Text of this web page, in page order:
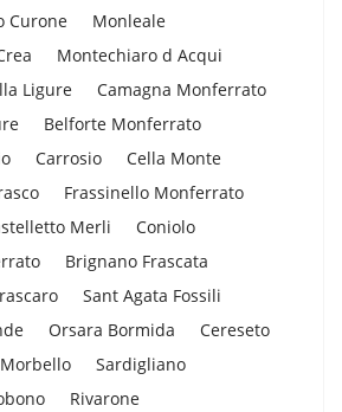
Curone
Monleale
Montechiaro d Acqui
Ligure
Camagna Monferrato
Belforte Monferrato
Carrosio
Cella Monte
Frassinello Monferrato
Merli
Coniolo
Brignano Frascata
Sant Agata Fossili
Orsara Bormida
Cereseto
Morbello
Sardigliano
Rivarone